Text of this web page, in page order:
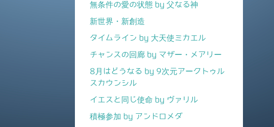
無条件の愛の状態 by 父なる神
新世界・新創造
タイムライン by 大天使ミカエル
チャンスの回廊 by マザー・メアリー
8月はどうなる by 9次元アークトゥル
スカウンシル
イエスと同じ使命 by ヴァリル
積極参加 by アンドロメダ